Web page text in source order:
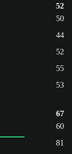
52
50
44
52
55
53
67
60
81